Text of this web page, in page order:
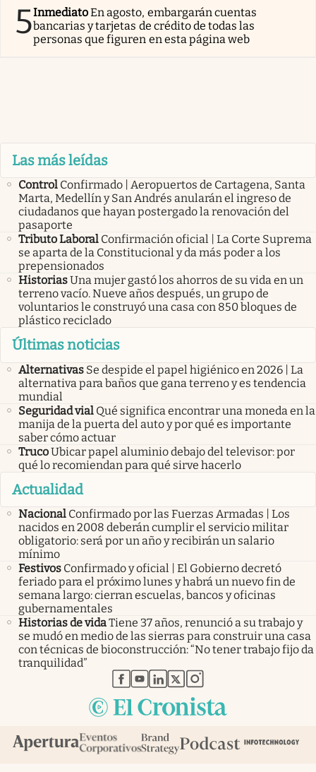
5InmediatoEn agosto, embargarán cuentas
bancarias y tarjetas de crédito de todas las
personas que figuren en esta página web
Las más leídas
Control Confirmado | Aeropuertos de Cartagena, Santa
Marta, Medellín y San Andrés anularán el ingreso de
ciudadanos que hayan postergado la renovación del
pasaporte
Tributo Laboral Confirmación oficial | La Corte Suprema
se aparta de la Constitucional y da más poder a los
prepensionados
HistoriasUna mujer gastó los ahorros de su vida en un
terreno vacío. Nueve años después, un grupo de
voluntarios le construyó una casa con 850 bloques de
plástico reciclado
Últimas noticias
Alternativas Se despide el papel higiénico en 2026 | La
alternativa para baños que gana terreno y es tendencia
mundial
Seguridad vial Qué significa encontrar una moneda en la
manija de la puerta del auto y por qué es importante
saber cómo actuar
TrucoUbicar papel aluminio debajo del televisor: por
qué lo recomiendan para qué sirve hacerlo
Actualidad
Nacional Confirmado por las Fuerzas Armadas | Los
nacidos en 2008 deberán cumplir el servicio militar
obligatorio: será por un año y recibirán un salario
mínimo
Festivos Confirmado y oficial | El Gobierno decretó
feriado para el próximo lunes y habrá un nuevo fin de
semana largo: cierran escuelas, bancos y oficinas
gubernamentales
Historias de vidaTiene 37 años, renunció a su trabajo y
se mudó en medio de las sierras para construir una casa
con técnicas de bioconstrucción: “No tener trabajo fijo da
tranquilidad”
abre en nueva pestaña
abre en nueva pestaña
abre en nueva pestaña
abre en nueva pestaña
abre en nueva pestaña